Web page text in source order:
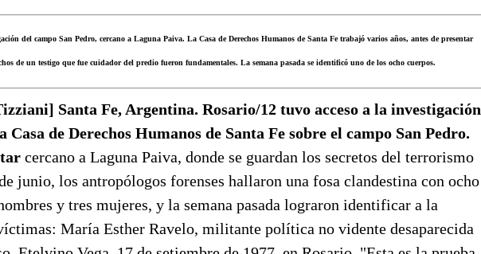
del campo San Pedro, cercano a Laguna Paiva. La Casa de Derechos Humanos de Santa Fe trabajó varios años, antes de presentar
de un testigo que fue cuidador del predio fueron fundamentales. La semana pasada se identificó uno de los ocho cuerpos.
Santa Fe, Argentina. Rosario/12 tuvo acceso a la investigación
Casa de Derechos Humanos de Santa Fe sobre el campo San Pedro.
cercano a Laguna Paiva, donde se guardan los secretos del terrorismo
junio, los antropólogos forenses hallaron una fosa clandestina con ocho
y tres mujeres, y la semana pasada lograron identificar a la
María Esther Ravelo, militante política no vidente desaparecida